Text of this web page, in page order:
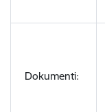
Dokumenti: